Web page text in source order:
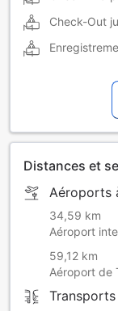
Check-Out
Distances et
Aéroports
34,59 km
Aéroport
59,12 km
Aéroport de